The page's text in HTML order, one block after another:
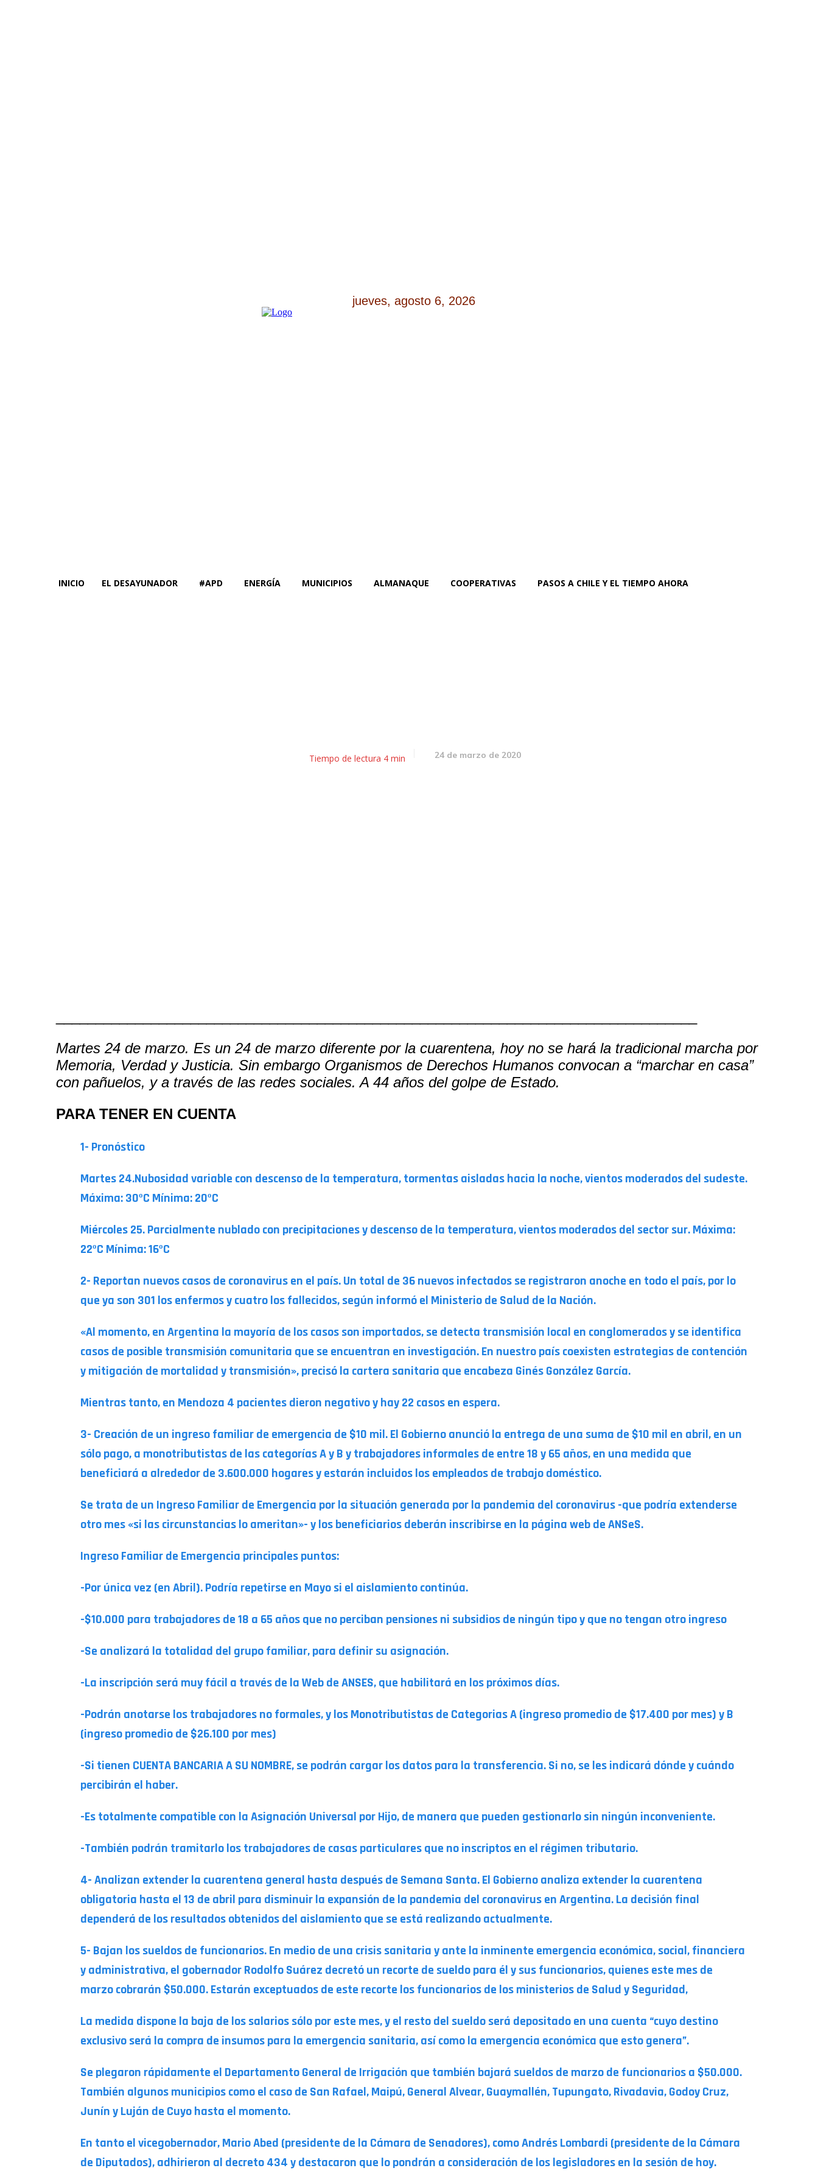
jueves, agosto 6, 2026
INICIO EL DESAYUNADOR #APD ENERGÍA MUNICIPIOS ALMANAQUE COOPERATIVAS PASOS A CHILE Y EL TIEMPO AHORA
Tiempo de lectura 4 min 24 de marzo de 2020
Martes 24 de marzo. Es un 24 de marzo diferente por la cuarentena, hoy no se hará la tradicional marcha por
Memoria, Verdad y Justicia. Sin embargo Organismos de Derechos Humanos convocan a “marchar en casa”
con pañuelos, y a través de las redes sociales. A 44 años del golpe de Estado.
PARA TENER EN CUENTA
1- Pronóstico
Martes 24.Nubosidad variable con descenso de la temperatura, tormentas aisladas hacia la noche, vientos moderados del sudeste.
Máxima: 30ºC Mínima: 20ºC
Miércoles 25. Parcialmente nublado con precipitaciones y descenso de la temperatura, vientos moderados del sector sur. Máxima:
22ºC Mínima: 16ºC
2- Reportan nuevos casos de coronavirus en el país. Un total de 36 nuevos infectados se registraron anoche en todo el país, por lo
que ya son 301 los enfermos y cuatro los fallecidos, según informó el Ministerio de Salud de la Nación.
«Al momento, en Argentina la mayoría de los casos son importados, se detecta transmisión local en conglomerados y se identifica
casos de posible transmisión comunitaria que se encuentran en investigación. En nuestro país coexisten estrategias de contención
y mitigación de mortalidad y transmisión», precisó la cartera sanitaria que encabeza Ginés González García.
Mientras tanto, en Mendoza 4 pacientes dieron negativo y hay 22 casos en espera.
3- Creación de un ingreso familiar de emergencia de $10 mil. El Gobierno anunció la entrega de una suma de $10 mil en abril, en un
sólo pago, a monotributistas de las categorías A y B y trabajadores informales de entre 18 y 65 años, en una medida que
beneficiará a alrededor de 3.600.000 hogares y estarán incluidos los empleados de trabajo doméstico.
Se trata de un Ingreso Familiar de Emergencia por la situación generada por la pandemia del coronavirus -que podría extenderse
otro mes «si las circunstancias lo ameritan»- y los beneficiarios deberán inscribirse en la página web de ANSeS.
Ingreso Familiar de Emergencia principales puntos:
-Por única vez (en Abril). Podría repetirse en Mayo si el aislamiento continúa.
-$10.000 para trabajadores de 18 a 65 años que no perciban pensiones ni subsidios de ningún tipo y que no tengan otro ingreso
-Se analizará la totalidad del grupo familiar, para definir su asignación.
-La inscripción será muy fácil a través de la Web de ANSES, que habilitará en los próximos días.
-Podrán anotarse los trabajadores no formales, y los Monotributistas de Categorias A (ingreso promedio de $17.400 por mes) y B
(ingreso promedio de $26.100 por mes)
-Si tienen CUENTA BANCARIA A SU NOMBRE, se podrán cargar los datos para la transferencia. Si no, se les indicará dónde y cuándo
percibirán el haber.
-Es totalmente compatible con la Asignación Universal por Hijo, de manera que pueden gestionarlo sin ningún inconveniente.
-También podrán tramitarlo los trabajadores de casas particulares que no inscriptos en el régimen tributario.
4- Analizan extender la cuarentena general hasta después de Semana Santa. El Gobierno analiza extender la cuarentena
obligatoria hasta el 13 de abril para disminuir la expansión de la pandemia del coronavirus en Argentina. La decisión final
dependerá de los resultados obtenidos del aislamiento que se está realizando actualmente.
5- Bajan los sueldos de funcionarios. En medio de una crisis sanitaria y ante la inminente emergencia económica, social, financiera
y administrativa, el gobernador Rodolfo Suárez decretó un recorte de sueldo para él y sus funcionarios, quienes este mes de
marzo cobrarán $50.000. Estarán exceptuados de este recorte los funcionarios de los ministerios de Salud y Seguridad,
La medida dispone la baja de los salarios sólo por este mes, y el resto del sueldo será depositado en una cuenta “cuyo destino
exclusivo será la compra de insumos para la emergencia sanitaria, así como la emergencia económica que esto genera”.
Se plegaron rápidamente el Departamento General de Irrigación que también bajará sueldos de marzo de funcionarios a $50.000.
También algunos municipios como el caso de San Rafael, Maipú, General Alvear, Guaymallén, Tupungato, Rivadavia, Godoy Cruz,
Junín y Luján de Cuyo hasta el momento.
En tanto el vicegobernador, Mario Abed (presidente de la Cámara de Senadores), como Andrés Lombardi (presidente de la Cámara
de Diputados), adhirieron al decreto 434 y destacaron que lo pondrán a consideración de los legisladores en la sesión de hoy.